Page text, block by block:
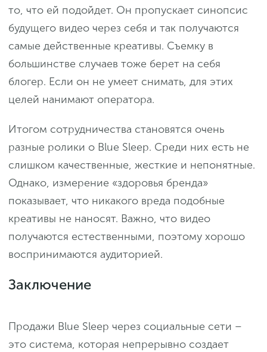
то, что ей подойдет. Он пропускает синопсис
будущего видео через себя и так получаются
самые действенные креативы. Съемку в
большинстве случаев тоже берет на себя
блогер. Если он не умеет снимать, для этих
целей нанимают оператора.
Итогом сотрудничества становятся очень
разные ролики о Blue Sleep. Среди них есть не
слишком качественные, жесткие и непонятные.
Однако, измерение «здоровья бренда»
показывает, что никакого вреда подобные
креативы не наносят. Важно, что видео
получаются естественными, поэтому хорошо
воспринимаются аудиторией.
Заключение
Продажи Blue Sleep через социальные сети –
это система, которая непрерывно создает